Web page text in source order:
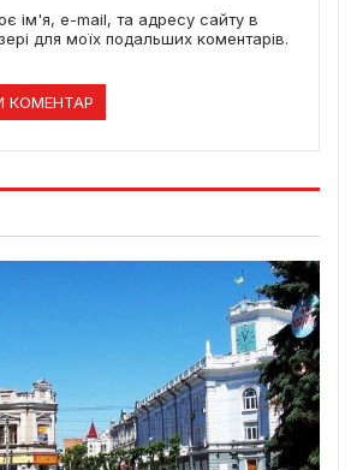
ім'я, e-mail, та адресу сайту в
для моїх подальших коментарів.